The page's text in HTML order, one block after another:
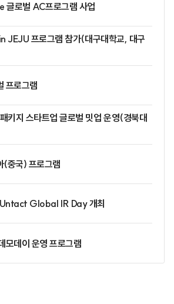
로벌 AC프로그램 사업
프로그램 참가(대구대학교, 대구
프로그램
키지 스타트업 글로벌 밋업 운영(경북대
(중국) 프로그램
Global IR Day 개최
모데이 운영 프로그램